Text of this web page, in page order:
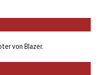
von Blazer.